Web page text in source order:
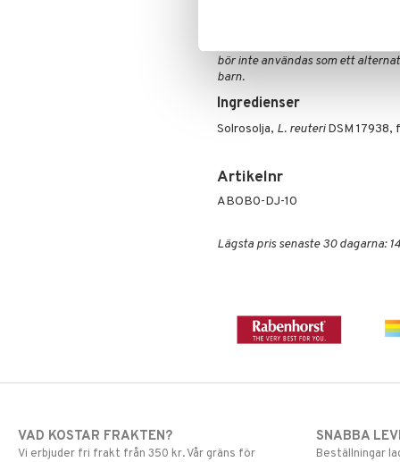
bör inte användas som ett
barn.
Ingredienser
Solrosolja, L. reuteriDSM 17938,
Artikelnr
ABOB0-DJ-10
Lägsta pris senaste 30 dagarna:
VAD KOSTAR FRAKTEN?
Vi erbjuder fri frakt från 350 kr. Vår gräns för
SNABBA
Beställningar